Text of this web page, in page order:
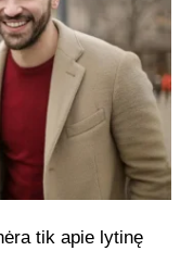
tik apie lytinę